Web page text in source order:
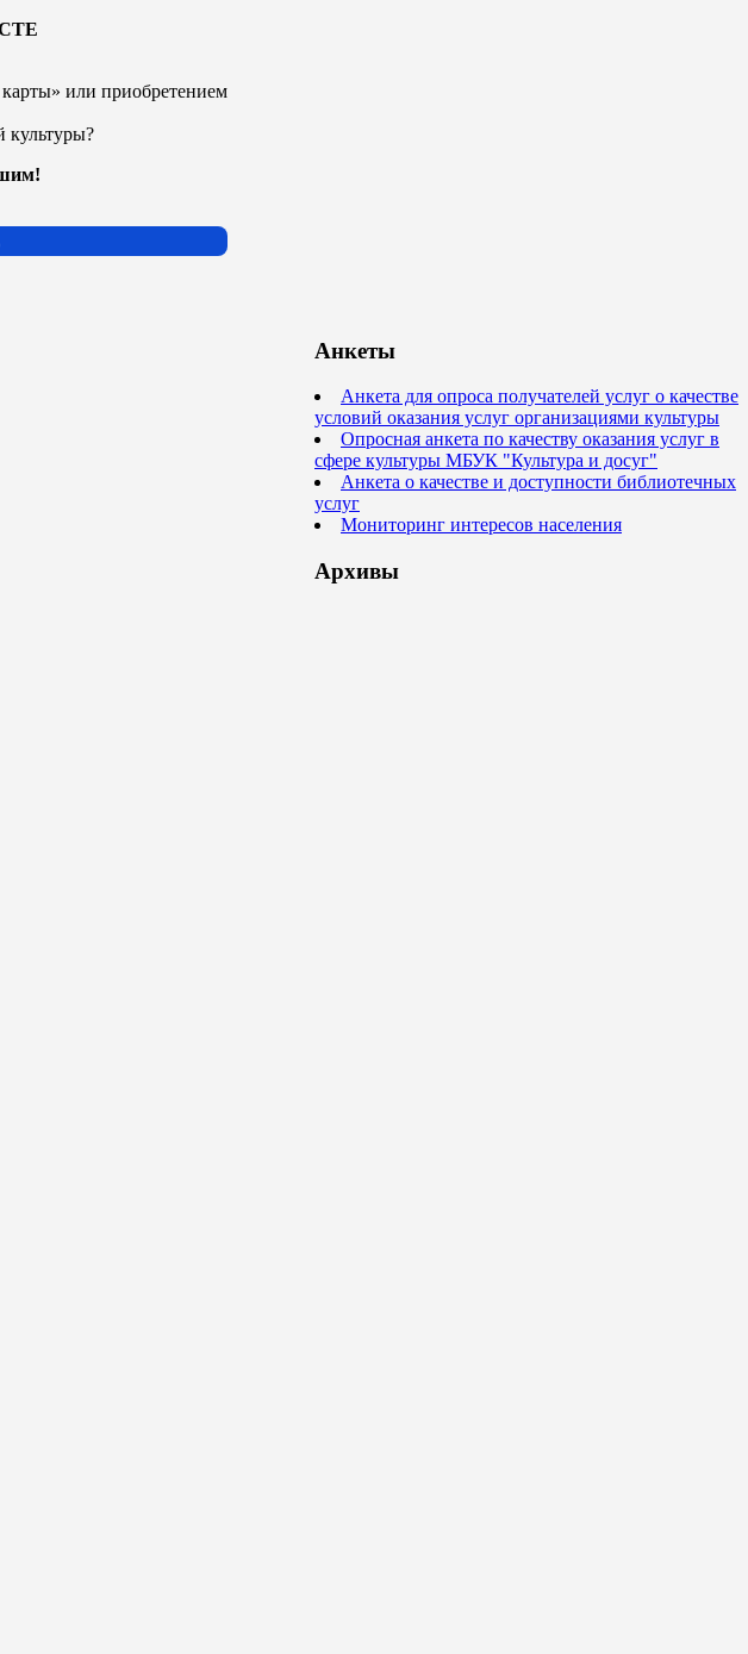
или приобретением
культуры?
Анкеты
Анкета для опроса получателей услуг о качестве
условий оказания услуг организациями культуры
Опросная анкета по качеству оказания услуг в
сфере культуры МБУК "Культура и досуг"
Анкета о качестве и доступности библиотечных
услуг
Мониторинг интересов населения
Архивы